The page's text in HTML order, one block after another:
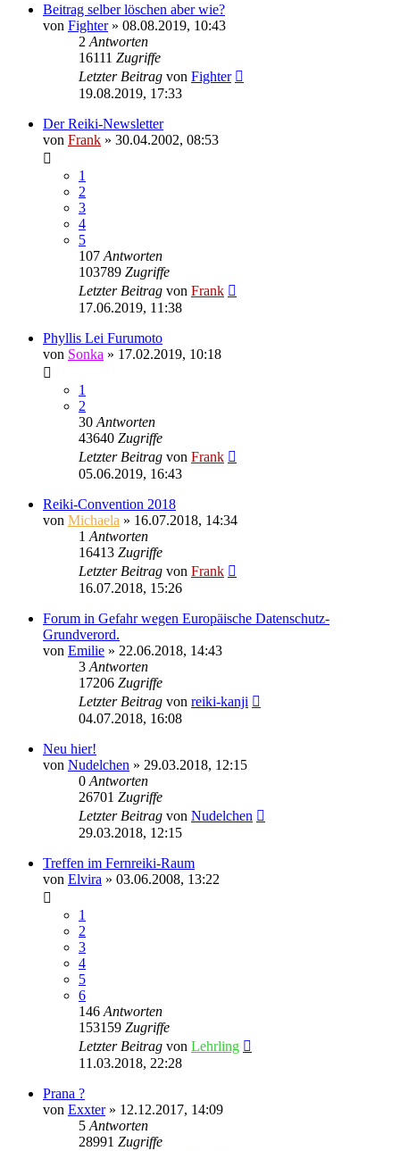
Beitrag selber löschen aber wie?
von Fighter» 08.08.2019, 10:43
2 Antworten
16111 Zugriffe
Letzter Beitrag von Fighter
19.08.2019, 17:33
Der Reiki-Newsletter
von Frank » 30.04.2002, 08:53
1
2
3
4
5
107 Antworten
103789 Zugriffe
Letzter Beitrag von Frank
17.06.2019, 11:38
Phyllis Lei Furumoto
von Sonka » 17.02.2019, 10:18
1
2
30 Antworten
43640 Zugriffe
Letzter Beitrag von Frank
05.06.2019, 16:43
Reiki-Convention 2018
von Michaela » 16.07.2018, 14:34
1 Antworten
16413 Zugriffe
Letzter Beitrag von Frank
16.07.2018, 15:26
Forum in Gefahr wegen Europäische Datenschutz-
Grundverord.
von Emilie » 22.06.2018, 14:43
3 Antworten
17206 Zugriffe
Letzter Beitrag von reiki-kanji
04.07.2018, 16:08
Neu hier!
von Nudelchen » 29.03.2018, 12:15
0 Antworten
26701 Zugriffe
Letzter Beitrag von Nudelchen
29.03.2018, 12:15
Treffen im Fernreiki-Raum
von Elvira » 03.06.2008, 13:22
1
2
3
4
5
6
146 Antworten
153159 Zugriffe
Letzter Beitrag von Lehrling
11.03.2018, 22:28
Prana ?
von Exxter» 12.12.2017, 14:09
5 Antworten
28991 Zugriffe